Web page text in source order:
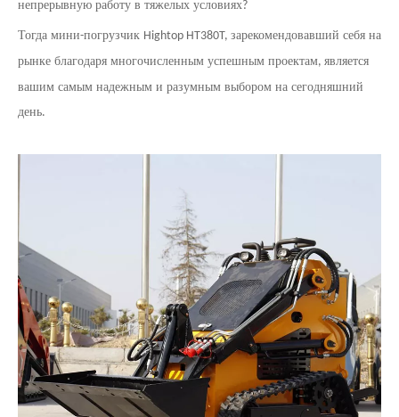
непрерывную работу в тяжелых условиях?
Тогда мини-погрузчик Hightop HT380T, зарекомендовавший себя на
рынке благодаря многочисленным успешным проектам, является
вашим самым надежным и разумным выбором на сегодняшний
день.